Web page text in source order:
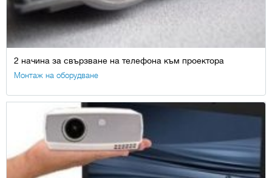
2 начина за свързване на телефона към проектора
Монтаж на оборудване